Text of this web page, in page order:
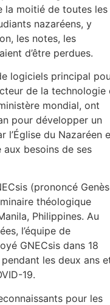
la moitié de toutes les
nazaréens, y
les notes, les
d’être perdues.
logiciels principal
de la technologie
mondial, ont
pour développer un
l’Église du Nazaréen
besoins de ses
(prononcé
théologique
Philippines. Au
l’équipe de
GNECsis dans 18
les deux ans
19.
pour les